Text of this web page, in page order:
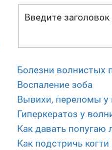
Введите
Болезни волнистых
Воспаление зоба
Вывихи, переломы у
Гиперкератоз у
Как давать попугаю
Как подстричь